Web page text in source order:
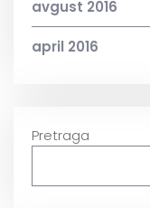
avgust 2016
april 2016
Pretraga